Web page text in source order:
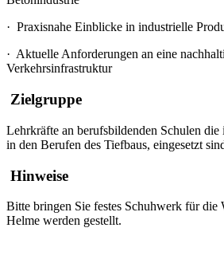
· Praxisnahe Einblicke in industrielle
· Aktuelle Anforderungen an eine
Verkehrsinfrastruktur
Zielgruppe
Lehrkräfte an berufsbildenden Schulen
in den Berufen des Tiefbaus, eingesetzt
Hinweise
Bitte bringen Sie festes Schuhwerk für die
Helme werden gestellt.